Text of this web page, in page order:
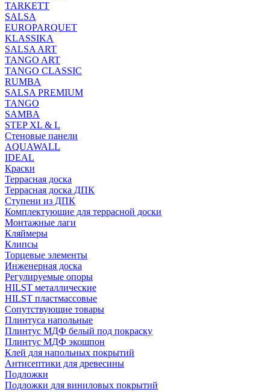
TARKETT
SALSA
EUROPARQUET
KLASSIKA
SALSA ART
TANGO ART
TANGO CLASSIC
RUMBA
SALSA PREMIUM
TANGO
SAMBA
STEP XL & L
Стеновые панели
AQUAWALL
IDEAL
Краски
Террасная доска
Террасная доска ДПК
Ступени из ДПК
Комплектующие для террасной доски
Монтажные лаги
Кляймеры
Клипсы
Торцевые элементы
Инженерная доска
Регулируемые опоры
HILST металлические
HILST пластмассовые
Сопутствующие товары
Плинтуса напольные
Плинтус МДФ белый под покраску
Плинтус МДФ экошпон
Клей для напольных покрытий
Антисептики для древесины
Подложки
Подложки для виниловых покрытий